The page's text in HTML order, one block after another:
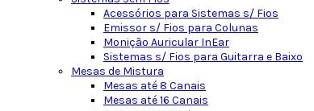
Acessórios para Sistemas s/ Fios
Emissor s/ Fios para Colunas
Monição Auricular InEar
Sistemas s/ Fios para Guitarra e Baixo
Mesas de Mistura
Mesas até 8 Canais
Mesas até 16 Canais